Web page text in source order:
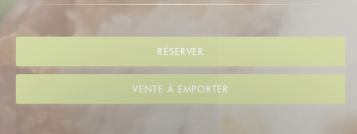
RÉSERVER
VENTE À EMPORTER